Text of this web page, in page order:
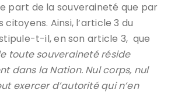
part de la souveraineté que par
Ainsi, l’article 3 du
t-il, en son article 3, que
toute souveraineté réside
dans la Nation. Nul corps, nul
exercer d’autorité qui n’en